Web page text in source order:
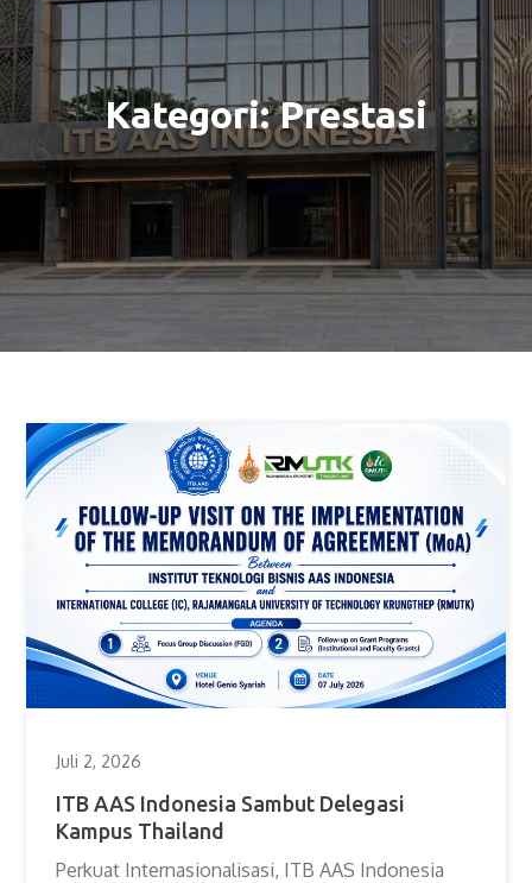
Kategori:Prestasi
Juli 2, 2026
ITB AAS Indonesia Sambut Delegasi
Kampus Thailand
Perkuat Internasionalisasi, ITB AAS Indonesia